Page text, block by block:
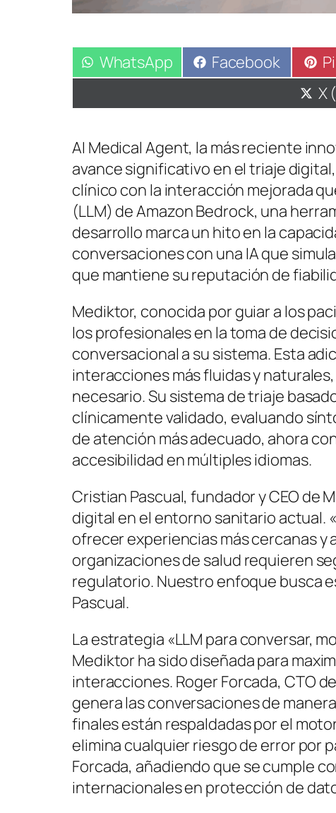
Compartir
en
WhatsApp Compartir
en
Facebook
en
X
AI Medical Agent, la más reciente
avance significativo en el triaje
clínico con la interacción mejorada
(LLM) de Amazon Bedrock, una
desarrollo marca un hito en la
conversaciones con una IA que
que mantiene su reputación de
Mediktor, conocida por guiar a los
los profesionales en la toma de
conversacional a su sistema. Esta
interacciones más fluidas y
necesario. Su sistema de triaje
clínicamente validado, evaluando
de atención más adecuado, ahora
accesibilidad en múltiples idiomas.
Cristian Pascual, fundador y CEO de
digital en el entorno sanitario actual.
ofrecer experiencias más cercanas y
organizaciones de salud requieren
regulatorio. Nuestro enfoque busca
Pascual.
La estrategia «LLM para conversar,
Mediktor ha sido diseñada para
interacciones. Roger Forcada, CTO
genera las conversaciones de
finales están respaldadas por el
elimina cualquier riesgo de error por
Forcada, añadiendo que se cumple
internacionales en protección de